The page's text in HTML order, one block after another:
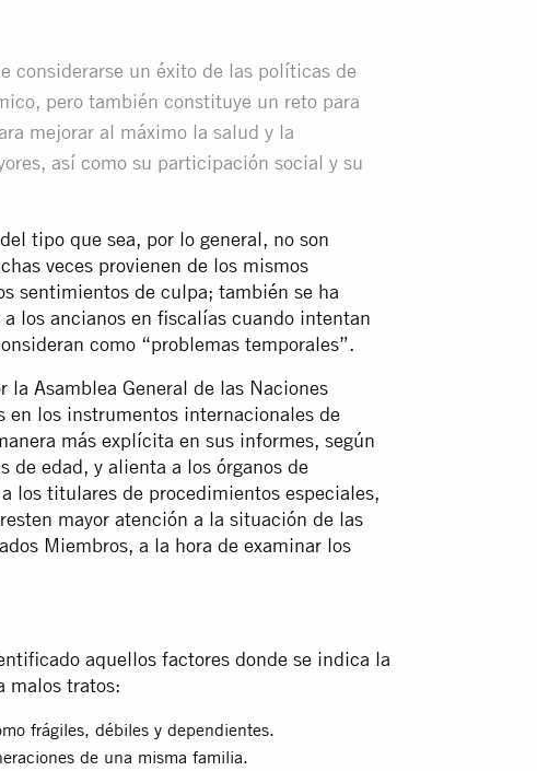
considerarse un éxito de las políticas de
pero también constituye un reto para
mejorar al máximo la salud y la
así como su participación social y su
tipo que sea, por lo general, no son
veces provienen de los mismos
sentimientos de culpa; también se ha
los ancianos en fiscalías cuando intentan
como “problemas temporales”.
la Asamblea General de las Naciones
en los instrumentos internacionales de
más explícita en sus informes, según
de edad, y alienta a los órganos de
los titulares de procedimientos especiales,
mayor atención a la situación de las
Miembros, a la hora de examinar los
aquellos factores donde se indica la
malos tratos:
frágiles, débiles y dependientes.
de una misma familia.